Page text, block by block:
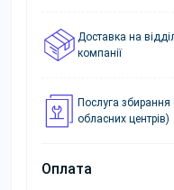
Доставка на
компанії
Послуга
обласних центрів)
Оплата